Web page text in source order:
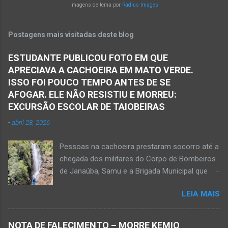
Norte de Minas. Ainda segundo a polícia, o
da rodovia entre os municípios de Monte Azul e
ficaram presas nas ferragens. Equipes do
Pelotão do Corpo de Bombeiros Militar de
Janaúba seguiram para o local. Uma mulher
morreu e a outra vítima ficou gravemente
ferida e foi levada pelos socorristas do Samu
para o hospital na cidade de Monte Azul. Essa
do Suporte Aéreo Avançado de Vida (SAAV)
para unidade hospi...
Imagens de tema por Radius Images
Postagens mais visitadas deste blog
ESTUDANTE PUBLICOU FOTO EM QUE
APRECIAVA A CACHOEIRA EM MATO VERDE.
ISSO FOI POUCO TEMPO ANTES DE SE
AFOGAR. ELE NÃO RESISTIU E MORREU:
EXCURSÃO ESCOLAR DE TAIOBEIRAS
-abril 28, 2026
Pessoas na cachoeira prestaram socorro até a
chegada dos militares do Corpo de Bombeiros
de Janaúba, Samu e a Brigada Municipal que
resistiu e foi a óbito Foto álbum pessoal Kauan
Pereira Alves publicou em sua rede social a
foto em que apreciava a Cachoeira Maria Rosa,
LEIA MAIS
NOTA DE FALECIMENTO – MORRE KEMIO